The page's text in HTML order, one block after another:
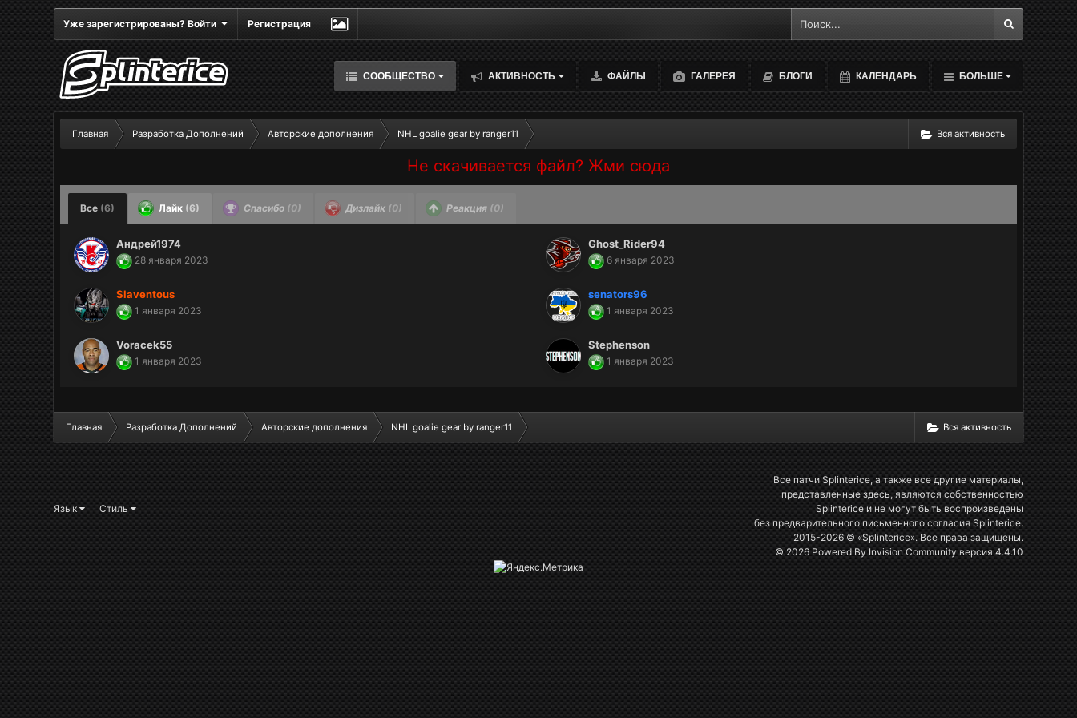
Уже зарегистрированы? Войти Регистрация
СООБЩЕСТВО АКТИВНОСТЬ ФАЙЛЫ ГАЛЕРЕЯ БЛОГИ КАЛЕНДАРЬ БОЛЬШЕ
Вся активность
Главная Разработка Дополнений Авторские дополнения NHL goalie gear by ranger11
Не скачивается файл? Жми сюда
Все (6) Лайк (6) Спасибо (0) Дизлайк (0) Реакция (0)
Андрей1974
28 января 2023
Ghost_Rider94
6 января 2023
Slaventous
1 января 2023
senators96
1 января 2023
Voracek55
1 января 2023
Stephenson
1 января 2023
Вся активность
Главная Разработка Дополнений Авторские дополнения NHL goalie gear by ranger11
Язык Стиль
Все патчи Splinterice, а также все другие материалы,
представленные здесь, являются собственностью
Splinterice и не могут быть воспроизведены
без предварительного письменного согласия Splinterice.
2015-2026 © «Splinterice». Все права защищены.
© 2026 Powered ByInvision Communityверсия 4.4.10